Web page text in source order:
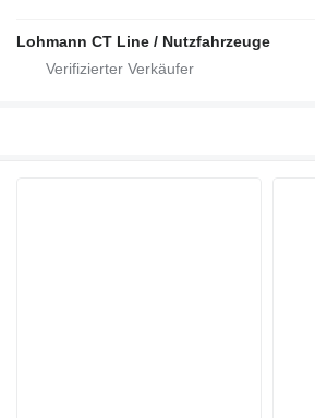
Lohmann CT Line / Nutzfahrzeuge